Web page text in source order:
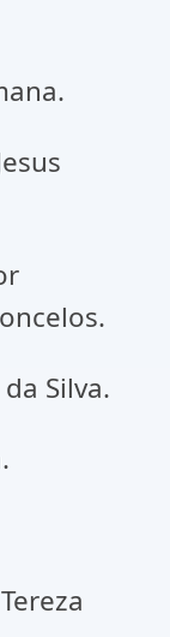
Silva.